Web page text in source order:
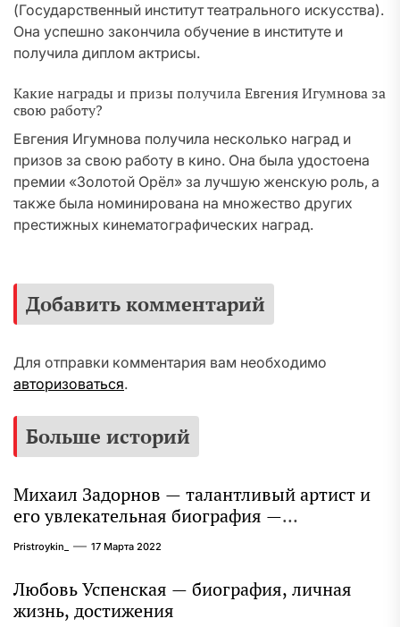
(Государственный институт театрального искусства).
Она успешно закончила обучение в институте и
получила диплом актрисы.
Какие награды и призы получила Евгения Игумнова за
свою работу?
Евгения Игумнова получила несколько наград и
призов за свою работу в кино. Она была удостоена
премии «Золотой Орёл» за лучшую женскую роль, а
также была номинирована на множество других
престижных кинематографических наград.
Добавить комментарий
Для отправки комментария вам необходимо
авторизоваться.
Больше историй
Михаил Задорнов — талантливый артист и
его увлекательная биография —
выдающиеся достижения, известность и
интересные факты из личной жизни!
Pristroykin_ 17 Марта 2022
Любовь Успенская — биография, личная
жизнь, достижения